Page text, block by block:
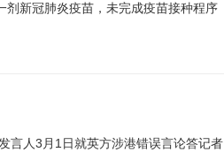
新冠肺炎疫苗，未完成疫苗接种程序
言人3月1日就英方涉港错误言论答记者